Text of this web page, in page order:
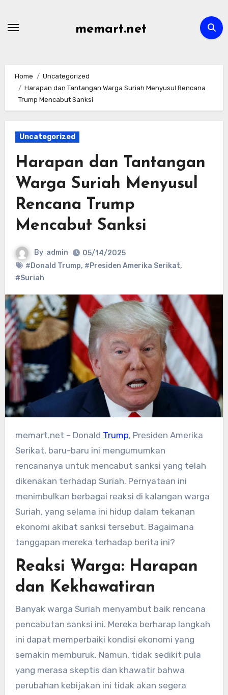
memart.net
Home
Uncategorized
Harapan dan Tantangan Warga Suriah Menyusul Rencana
Trump Mencabut Sanksi
Uncategorized
Harapan dan Tantangan
Warga Suriah Menyusul
Rencana Trump
Mencabut Sanksi
By admin
05/14/2025
#Donald Trump, #Presiden Amerika Serikat,
#Suriah
memart.net – Donald Trump, Presiden Amerika
Serikat, baru-baru ini mengumumkan
rencananya untuk mencabut sanksi yang telah
dikenakan terhadap Suriah. Pernyataan ini
menimbulkan berbagai reaksi di kalangan warga
Suriah, yang selama ini hidup dalam tekanan
ekonomi akibat sanksi tersebut. Bagaimana
tanggapan mereka terhadap berita ini?
Reaksi Warga: Harapan
dan Kekhawatiran
Banyak warga Suriah menyambut baik rencana
pencabutan sanksi ini. Mereka berharap langkah
ini dapat memperbaiki kondisi ekonomi yang
semakin memburuk. Namun, tidak sedikit pula
yang merasa skeptis dan khawatir bahwa
perubahan kebijakan ini tidak akan segera